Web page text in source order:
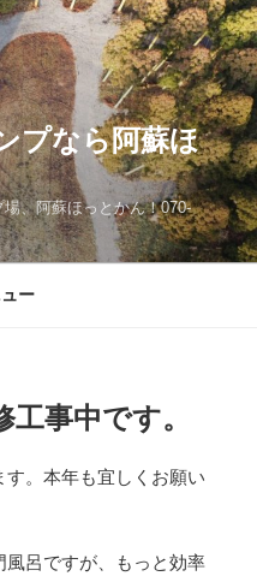
プなら阿蘇ほ
、阿蘇ほっとかん！070-
ー
事中です。
。本年も宜しくお願い
呂ですが、もっと効率